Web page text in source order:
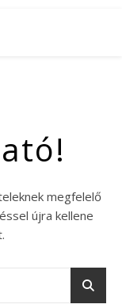
megfelelő
újra kellene